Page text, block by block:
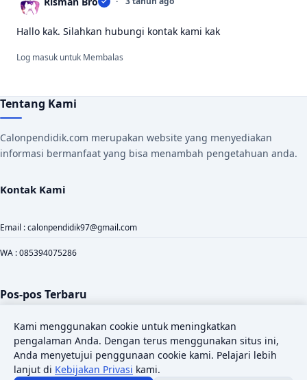
Hallo kak. Silahkan hubungi kontak kami kak
Log masuk untuk Membalas
Tentang Kami
Calonpendidik.com merupakan website yang menyediakan
informasi bermanfaat yang bisa menambah pengetahuan anda.
Kontak Kami
Email : calonpendidik97@gmail.com
WA : 085394075286
Pos-pos Terbaru
Download File di Fliphtml5 Dengan Mudah dan Cepat
Modul Ajar Deep Learning Projek IPAS Kelas 10 SMK
Kami menggunakan cookie untuk meningkatkan
pengalaman Anda. Dengan terus menggunakan situs ini,
Anda menyetujui penggunaan cookie kami. Pelajari lebih
lanjut di Kebijakan Privasi kami.